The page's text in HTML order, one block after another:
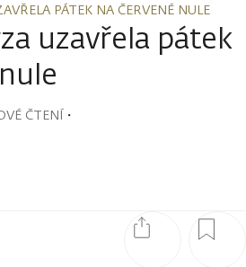
PÁTEK NA ČERVENÉ NULE
uzavřela pátek
ČTENÍ・